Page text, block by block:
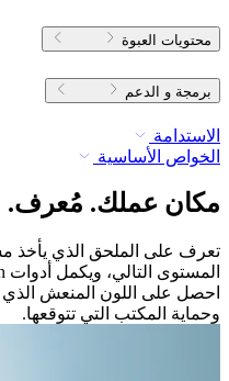
محتويات العبوة
برمجة و الدعم
الاستدامة
الخواص الأساسية
مكان عملك. مُعرف.
تعرف على الملحق الذي يأخذ
احصل على اللون المنعش الذي
وحماية المكتب التي تتوقعها.